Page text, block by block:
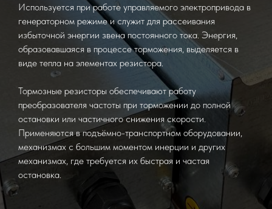
Используется при работе управляемого электропривода в
генераторном режиме и служит для рассеивания
избыточной энергии звена постоянного тока. Энергия,
образовавшаяся в процессе торможения, выделяется в
виде тепла на элементах резистора.
Тормозные резисторы обеспечивают работу
преобразователя частоты при торможении до полной
остановки или частичного снижения скорости.
Применяются в подъёмно-транспортном оборудовании,
механизмах с большим моментом инерции и других
механизмах, где требуется их быстрая и частая
остановка.